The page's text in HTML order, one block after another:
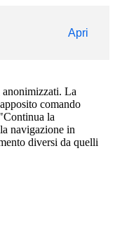
Apri
La
comando
la
navigazione in
diversi da quelli